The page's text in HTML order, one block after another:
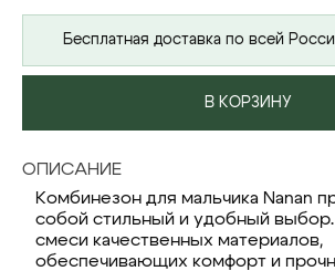
Бесплатная доставка по всей
В КОРЗИНУ
ОПИСАНИЕ
Комбинезон для мальчика Nanan
собой стильный и удобный выбор.
смеси качественных материалов,
обеспечивающих комфорт и